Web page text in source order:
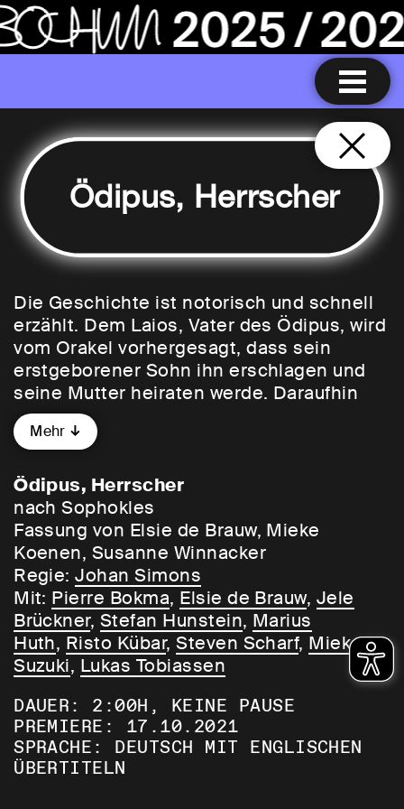
Ödipus, Herrscher
Die Geschichte ist notorisch und schnell
erzählt. Dem Laios, Vater des Ödipus, wird
vom Orakel vorhergesagt, dass sein
erstgeborener Sohn ihn erschlagen und
seine Mutter heiraten werde. Daraufhin
gibt er Ödipus nach dessen Geburt zum
Sterben fort, der wird aber gerettet,
dass dies nicht seine wirklichen Eltern
seien, macht sich auf, das Orakel zu
befragen, versteht aber die Weissagung
nicht, erschlägt auf dem Rückweg seinen
Vater Laios als Unbekannten, zieht in
Theben ein, löst dort das Rätsel der
Sphinx, wird Herrscher und heiratet
Jokaste, seine Mutter.
Das alles ist schon geschehen, wenn die
Tragödie einsetzt, sie beschäftigt sich
damit, diesen Inzest aufzuklären, ans
Tageslicht zu holen, und endet damit, dass
Jokaste sich das Leben nimmt, Ödipus
Mehr
Ödipus, Herrscher
nach Sophokles
Fassung von Elsie de Brauw, Mieke
Koenen, Susanne Winnacker
Regie:Johan Simons
Mit: Pierre Bokma, Elsie de Brauw, Jele
Brückner, Stefan Hunstein, Marius
Huth, Risto Kübar,Steven Scharf, Mieko
Suzuki, Lukas Tobiassen
DAUER: 2:00H, KEINE PAUSE
PREMIERE: 17.10.2021
SPRACHE: DEUTSCH MIT ENGLISCHEN
ÜBERTITELN